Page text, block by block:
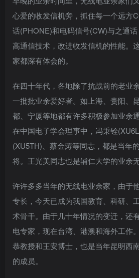
心爱的收发信机旁，抓住每一个远方
话(PHONE)和电码信号(CW)与之通
高通信技术，改进收发信机的性能。
家都深有体会的。
在四十年代，各地除了抗战前的老业
一批批业余爱好者。如上海、贵阳、
都、宁厦等地都有许多积极参加业余
在中国电子学会理事中，冯秉铨
(XU5TH)、蔡金涛等同志，都是当年
将。王光美同志也是辅仁大学的业余
许许多多当年的无线电业余家，由于
专长，今天已成为我国教育、科研、
术骨干。由于几十年情况的变迁，还
电专家，现在台湾、港澳和海外工作
恭教授和王安博士，也是当年昆明西
的成员。